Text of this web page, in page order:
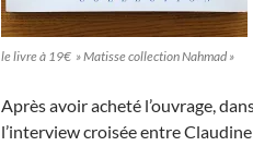
le livre à 19€ » Matisse collection Nahmad »
Après avoir acheté l’ouvrage,
l’interview croisée entre